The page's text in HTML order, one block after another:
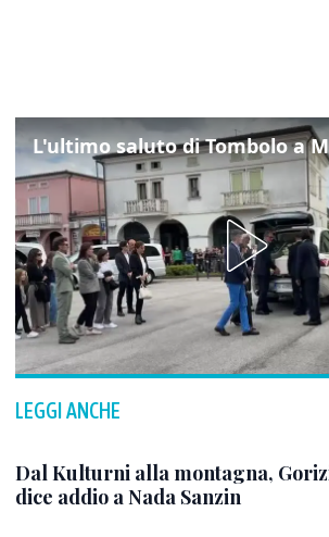
LEGGI ANCHE
Dal Kulturni alla montagna,
dice addio a Nada Sanzin